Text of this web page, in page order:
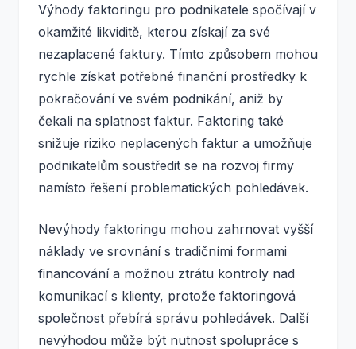
Výhody faktoringu pro podnikatele spočívají v
okamžité likviditě, kterou získají za své
nezaplacené faktury. Tímto způsobem mohou
rychle získat potřebné finanční prostředky k
pokračování ve svém podnikání, aniž by
čekali na splatnost faktur. Faktoring také
snižuje riziko neplacených faktur a umožňuje
podnikatelům soustředit se na rozvoj firmy
namísto řešení problematických pohledávek.
Nevýhody faktoringu mohou zahrnovat vyšší
náklady ve srovnání s tradičními formami
financování a možnou ztrátu kontroly nad
komunikací s klienty, protože faktoringová
společnost přebírá správu pohledávek. Další
nevýhodou může být nutnost spolupráce s